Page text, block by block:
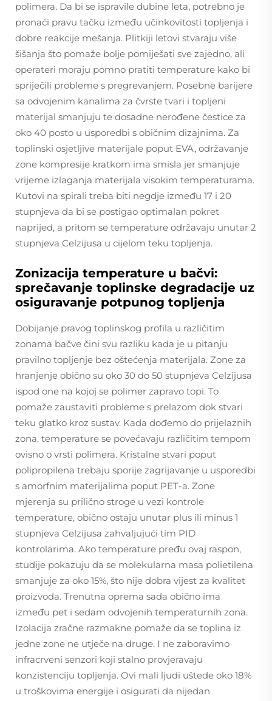
polimera. Da bi se ispravile dubine leta, potrebno je
pronaći pravu tačku između učinkovitosti topljenja i
dobre reakcije mešanja. Plitkiji letovi stvaraju više
šišanja što pomaže bolje pomiješati sve zajedno, ali
operateri moraju pomno pratiti temperature kako bi
spriječili probleme s pregrevanjem. Posebne barijere
sa odvojenim kanalima za čvrste tvari i topljeni
materijal smanjuju te dosadne nerođene čestice za
oko 40 posto u usporedbi s običnim dizajnima. Za
toplinski osjetljive materijale poput EVA, održavanje
zone kompresije kratkom ima smisla jer smanjuje
vrijeme izlaganja materijala visokim temperaturama.
Kutovi na spirali treba biti negdje između 17 i 20
stupnjeva da bi se postigao optimalan pokret
naprijed, a pritom se temperature održavaju unutar 2
stupnjeva Celzijusa u cijelom teku topljenja.
Zonizacija temperature u bačvi:
sprečavanje toplinske degradacije uz
osiguravanje potpunog topljenja
Dobijanje pravog toplinskog profila u različitim
zonama bačve čini svu razliku kada je u pitanju
pravilno topljenje bez oštećenja materijala. Zone za
hranjenje obično su oko 30 do 50 stupnjeva Celzijusa
ispod one na kojoj se polimer zapravo topi. To
pomaže zaustaviti probleme s prelazom dok stvari
teku glatko kroz sustav. Kada dođemo do prijelaznih
zona, temperature se povećavaju različitim tempom
ovisno o vrsti polimera. Kristalne stvari poput
polipropilena trebaju sporije zagrijavanje u usporedbi
s amorfnim materijalima poput PET-a. Zone
mjerenja su prilično stroge u vezi kontrole
temperature, obično ostaju unutar plus ili minus 1
stupnjeva Celzijusa zahvaljujući tim PID
kontrolarima. Ako temperature pređu ovaj raspon,
studije pokazuju da se molekularna masa polietilena
smanjuje za oko 15%, što nije dobra vijest za kvalitet
proizvoda. Trenutna oprema sada obično ima
između pet i sedam odvojenih temperaturnih zona.
Izolacija zračne razmakne pomaže da se toplina iz
jedne zone ne utječe na druge. I ne zaboravimo
infracrveni senzori koji stalno provjeravaju
konzistenciju topljenja. Ovi mali ljudi uštede oko 18%
u troškovima energije i osigurati da nijedan